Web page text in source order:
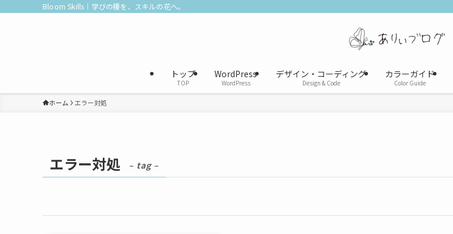
Bloom Skills｜学びの種を、スキルの花へ。
トップ
TOP
WordPress
WordPress
デザイン・コーディング
Design & Code
カラーガイド
Color Guide
ホーム エラー対処
エラー対処 – tag –